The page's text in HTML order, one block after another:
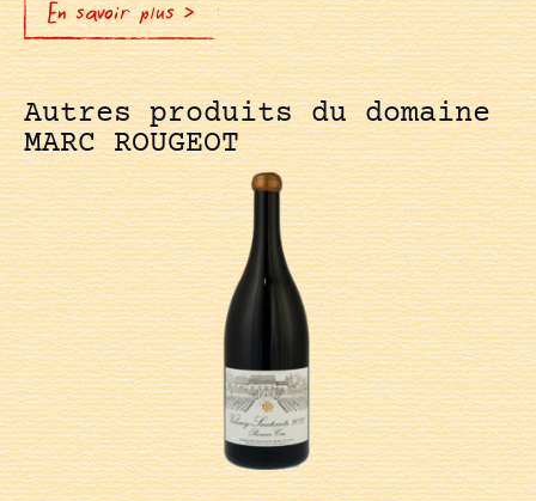
En savoir plus >
Autres produits du domaine
MARC ROUGEOT